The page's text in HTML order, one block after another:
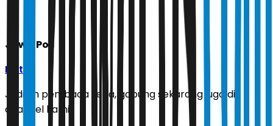
Jawa Pos
Ikuti
Jadilah pembaca setia, gabung sekarang juga di
channel kami!